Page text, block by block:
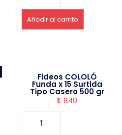
Añadir al carrito
Fideos COLOLÓ
Funda x 15 Surtida
Tipo Casero 500 gr
$ 840